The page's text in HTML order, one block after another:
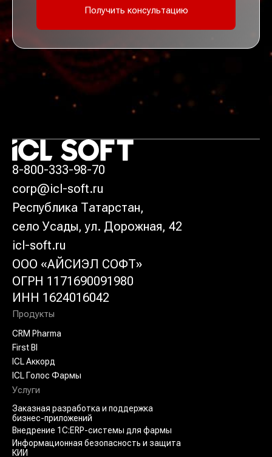
Получить консультацию
8-800-333-98-70
corp@icl-soft.ru
Республика Татарстан,
село Усады, ул. Дорожная, 42
icl-soft.ru
ООО «АЙСИЭЛ СОФТ»
ОГРН 1171690091980
ИНН 1624016042
Продукты
CRM Pharma
First BI
ICL Аккорд
ICL Голос Фармы
Услуги
Заказная разработка и поддержка
бизнес-приложений
Внедрение 1С:ERP-системы для фармы
Информационная безопасность и защита
КИИ